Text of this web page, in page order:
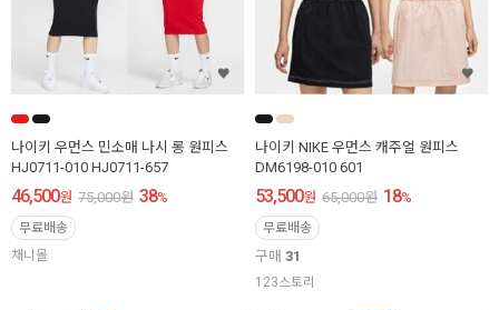
나이키 우먼스 민소매 나시 롱 원피스
HJ0711-010 HJ0711-657
46,500원 75,000원 38%
무료배송
채니몰
나이키 NIKE 우먼스 캐주얼 원피스
DM6198-010 601
53,500원 65,000원 18%
무료배송
구매 31
123스토리